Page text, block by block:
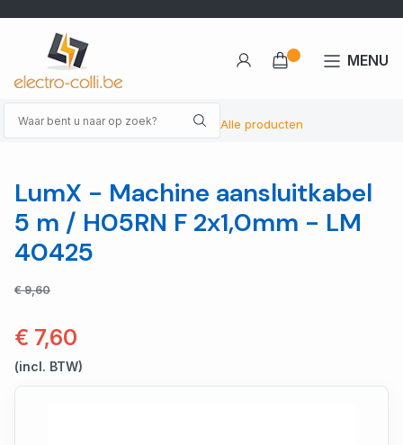
Alle producten
MENU
LumX - Machine aansluitkabel
5 m / H05RN F 2x1,0mm - LM
40425
€ 9,60
€ 7,60
(incl. BTW)